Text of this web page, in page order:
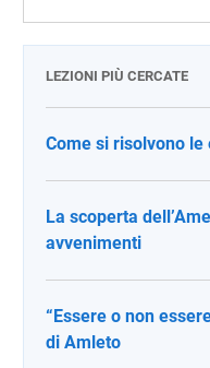
LEZIONI PIÙ CERCATE
Come si risolvono
La scoperta
avvenimenti
“Essere o non
di Amleto